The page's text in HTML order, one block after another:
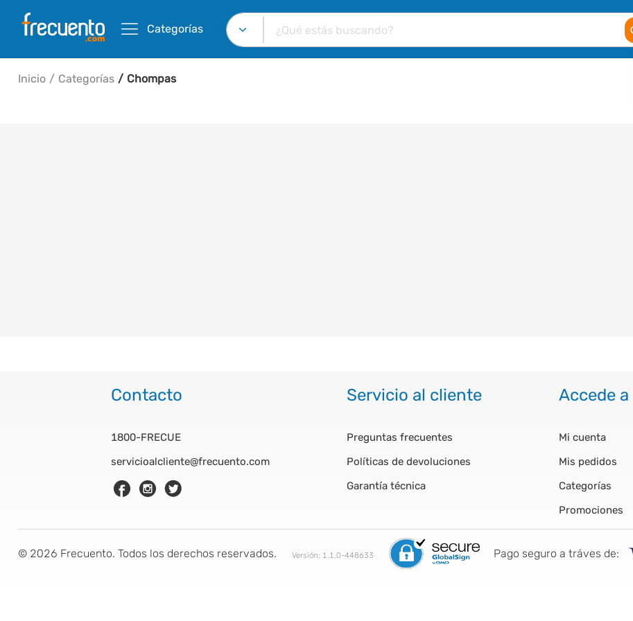
Categorías
Inicio Categorías Chompas
Contacto
1800-FRECUE
servicioalcliente@frecuento.com
Servicio al cliente
Preguntas frecuentes
Políticas de devoluciones
Garantía técnica
Accede a
Mi cuenta
Mis pedidos
Categorías
Promociones
© 2026 Frecuento. Todos los derechos reservados. Versión: 1.1.0-448633 Pago seguro a tráves de: